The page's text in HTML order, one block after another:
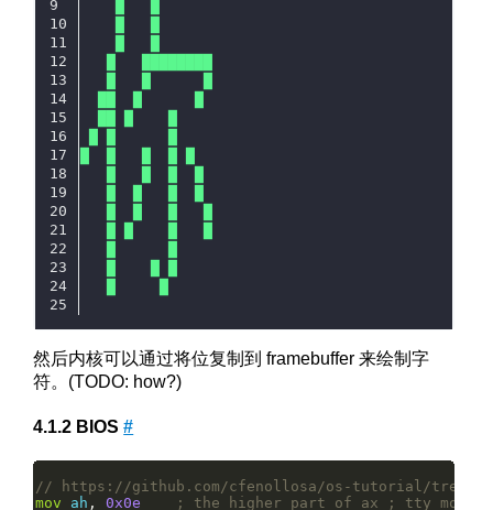
然后内核可以通过将位复制到 framebuffer 来绘制字
符。(TODO: how?)
BIOS#
mov ah , 0x0e